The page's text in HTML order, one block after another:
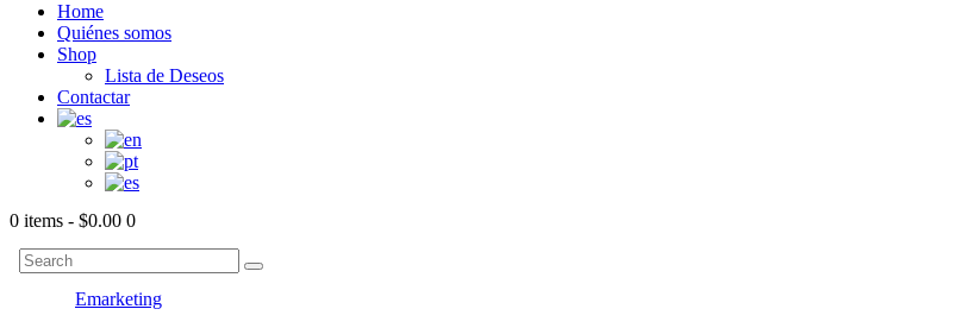
Home
Quiénes somos
Shop
Lista de Deseos
Contactar
0 items - $0.00 0
Emarketing